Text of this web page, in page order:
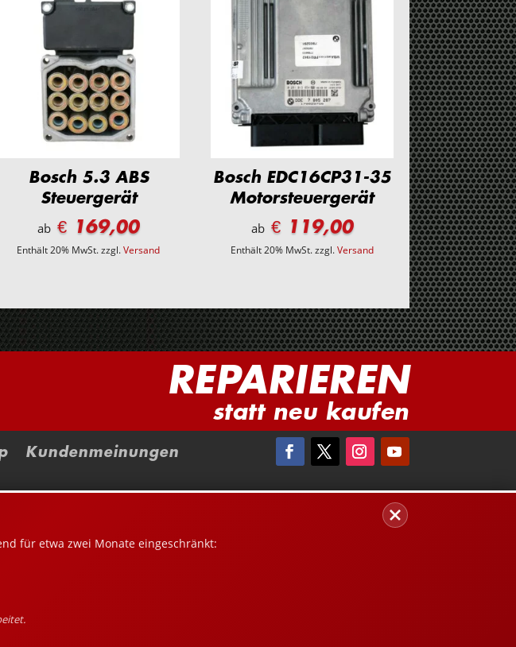
Bosch 5.3 ABS
Steuergerät
ab € 169,00
Enthält 20% MwSt.zzgl.Versand
Bosch EDC16CP31-35
Motorsteuergerät
ab€ 119,00
Enthält 20% MwSt.zzgl.Versand
REPARIEREN
statt neu kaufen
Kundenmeinungen
für etwa zwei Monate eingeschränkt: